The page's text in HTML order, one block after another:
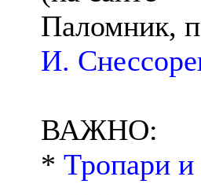
Паломник,
И.
ВАЖНО:
* Тропари и